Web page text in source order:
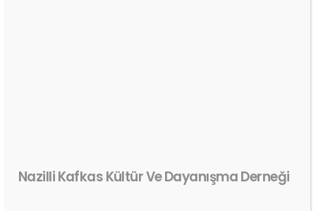
Nazilli Kafkas Kültür Ve Dayanışma Derneği